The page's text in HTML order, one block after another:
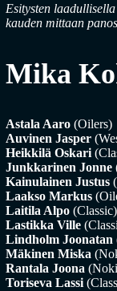
Esitysten
kauden mittaan
Mika
Astala Aaro (Oilers)
Auvinen Jasper
Heikkilä Oskari
Junkkarinen Jonne
Kainulainen Justus
Laakso Markus
Laitila Alpo (Classic)
Lastikka Ville
Lindholm Joonatan
Mäkinen Miska
Rantala Joona
Toriseva Lassi